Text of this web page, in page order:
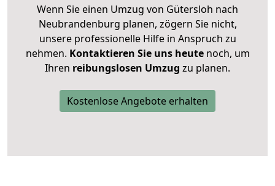
Wenn Sie einen Umzug von Gütersloh nach
Neubrandenburg planen, zögern Sie nicht,
unsere professionelle Hilfe in Anspruch zu
nehmen. Kontaktieren Sie uns heutenoch, um
Ihren reibungslosen Umzug zu planen.
Kostenlose Angebote erhalten